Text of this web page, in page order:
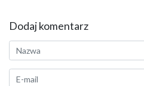
Dodaj komentarz